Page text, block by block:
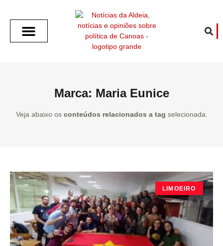
Marca: Maria Eunice
Veja abaixo os conteúdos relacionados a tag selecionada.
LIMOEIRO